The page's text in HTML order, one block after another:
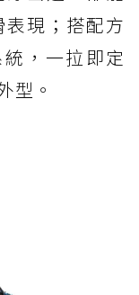
現；搭配方
，一拉即定
型。